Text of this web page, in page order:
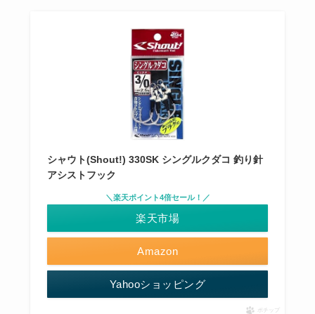
シャウト(Shout!) 330SK シングルクダコ 釣り針
アシストフック
Amazon
＼楽天ポイント4倍セール！／
楽天市場
Yahooショッピング
ポチップ